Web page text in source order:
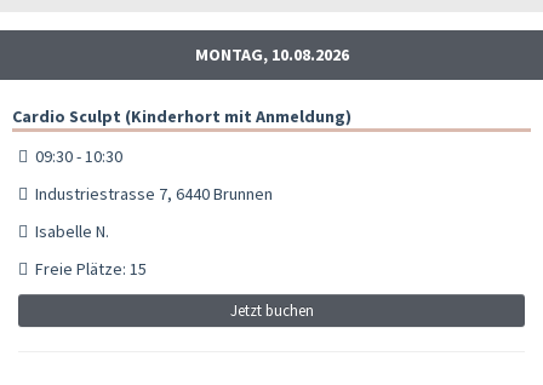
MONTAG, 10.08.2026
Cardio Sculpt (Kinderhort mit Anmeldung)
09:30 - 10:30
Industriestrasse 7, 6440 Brunnen
Isabelle N.
Freie Plätze: 15
Jetzt buchen